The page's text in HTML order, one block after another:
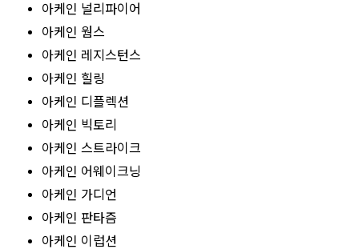
아케인 널리파이어
아케인 웜스
아케인 레지스턴스
아케인 힐링
아케인 디플렉션
아케인 빅토리
아케인 스트라이크
아케인 어웨이크닝
아케인 가디언
아케인 판타즘
아케인 이럽션